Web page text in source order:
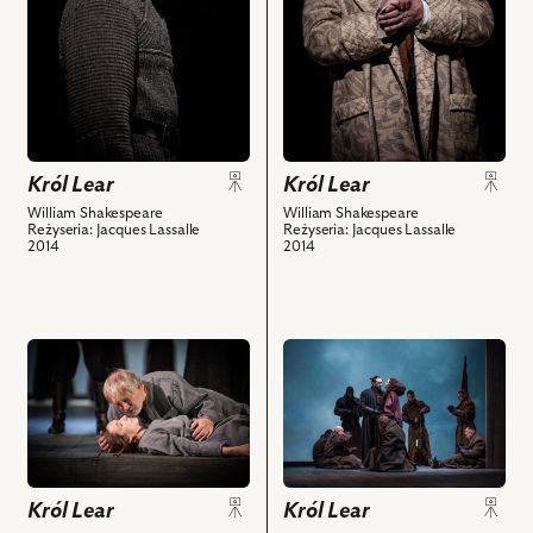
Książę
Kornwalii
powiązanych
obiektów
Krzysztof
Kwiatkowski
Edmund
powiązanych
z
nim
obiektów
Król Lear
William Shakespeare
Reżyseria: Jacques Lassalle
2014
Jerzy
Schejbal
Hrabia
Gloucester
i
powiązanych
z
nim
Król Lear
William Shakespeare
Reżyseria: Jacques Lassalle
2014
przejdź
obiektu
Król
Lear,
i
powiązanych
Król Lear
przejdź
obiektu
Lear,
i
powiązanych
Król Lear